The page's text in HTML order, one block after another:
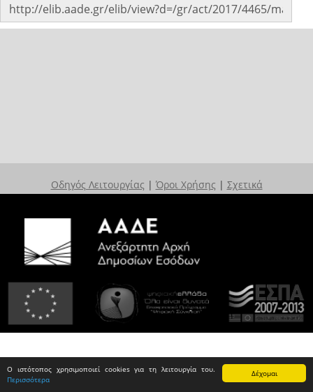
Δέχομαι
Ο ιστότοπος χρησιμοποιεί cookies για τη λειτουργία του.
Περισσότερα
Οδηγός Λειτουργίας | Όροι Χρήσης | Σχετικά